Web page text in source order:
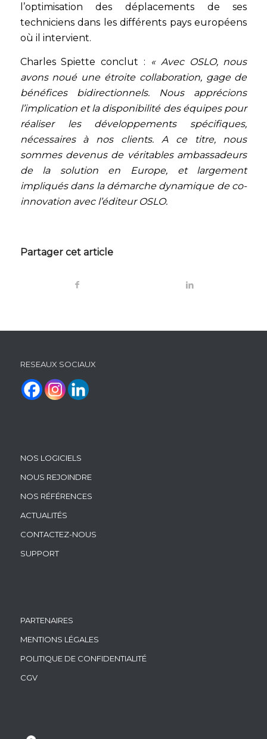
l’optimisation des déplacements de ses
techniciens dans les différents pays européens
où il intervient.
Charles Spiette conclut :
« Avec OSLO, nous
avons noué une étroite collaboration, gage de
bénéfices bidirectionnels. Nous apprécions
l’implication et la disponibilité des équipes pour
réaliser les développements spécifiques,
nécessaires à nos clients. A ce titre, nous
sommes devenus de véritables ambassadeurs
de la solution en Europe, et largement
impliqués dans la démarche dynamique de co-
innovation avec l’éditeur OSLO.
Partager cet article
RESEAUX SOCIAUX
NOS LOGICIELS
NOUS REJOINDRE
NOS RÉFÉRENCES
ACTUALITÉS
CONTACTEZ-NOUS
SUPPORT
PARTENAIRES
MENTIONS LÉGALES
POLITIQUE DE CONFIDENTIALITÉ
CGV